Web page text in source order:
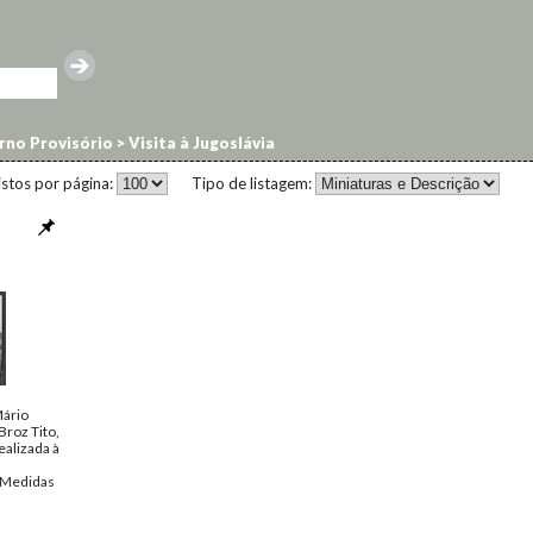
Provisório >Visita à Jugoslávia
Tipo de listagem:
por página:
Tito,
à